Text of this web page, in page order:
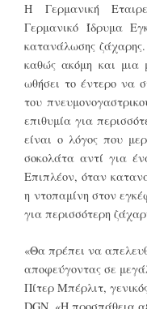
Η Γερμανική
Γερμανικό Ίδρυμα
κατανάλωσης
καθώς ακόμη και μια
ωθήσει το έντερο να
του
επιθυμία για
είναι ο λόγος που
σοκολάτα αντί για
Επιπλέον, όταν
η ντοπαμίνη στον
για περισσότερη
«Θα πρέπει να
αποφεύγοντας σε
Πίτερ Μπέρλιτ,
DGN. «Η προσπάθεια